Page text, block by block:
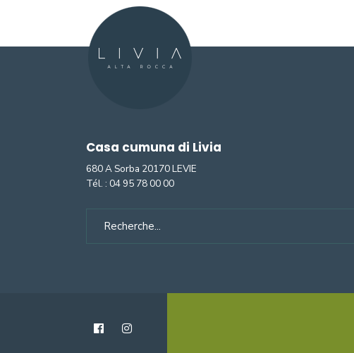
Casa cumuna di Livia
680 A Sorba 20170 LEVIE
Tél. : 04 95 78 00 00